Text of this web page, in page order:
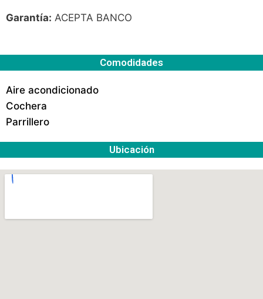
Garantía: ACEPTA BANCO
Comodidades
Aire acondicionado
Cochera
Parrillero
Ubicación